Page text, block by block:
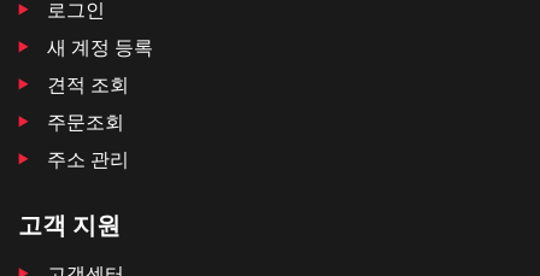
로그인
새 계정 등록
견적 조회
주문조회
주소 관리
고객 지원